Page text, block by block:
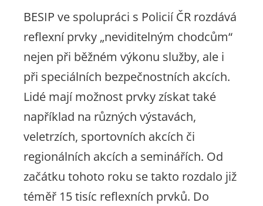
BESIP ve spolupráci s Policií ČR rozdává
reflexní prvky „neviditelným chodcům“
nejen při běžném výkonu služby, ale i
při speciálních bezpečnostních akcích.
Lidé mají možnost prvky získat také
například na různých výstavách,
veletrzích, sportovních akcích či
regionálních akcích a seminářích. Od
začátku tohoto roku se takto rozdalo již
téměř 15 tisíc reflexních prvků. Do